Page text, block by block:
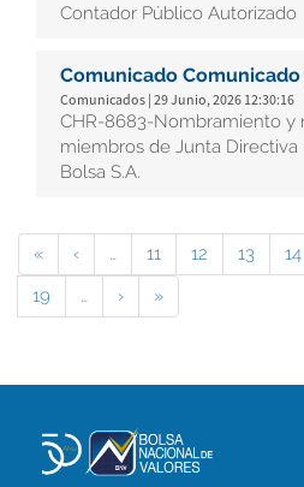
Contador Público Autorizado
Comunicado
Comunicados | 29 Junio, 2026 12:30:16
CHR-8683-Nombramiento y
miembros de Junta Directiva
Bolsa S.A.
« ‹ … 11 12 13 14
19
… › »